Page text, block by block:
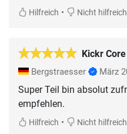
Hilfreich • Nicht hilfreich
Kickr
Bergstraesser März
Super Teil bin absolut
empfehlen.
Hilfreich • Nicht hilfreich